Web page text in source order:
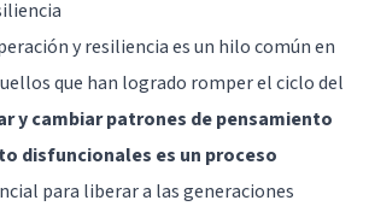
y resiliencia es un hilo común en
que han logrado romper el ciclo del
y cambiar patrones de pensamiento
disfuncionales es un proceso
para liberar a las generaciones